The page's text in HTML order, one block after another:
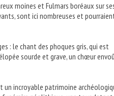
moines et Fulmars boréaux sur
sont ici nombreuses et
: le chant des phoques gris, qui est
sourde et grave, un chœur
un incroyable patrimoine